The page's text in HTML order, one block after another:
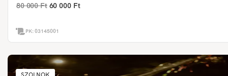
80 000 Ft 60 000 Ft
PK:03145001